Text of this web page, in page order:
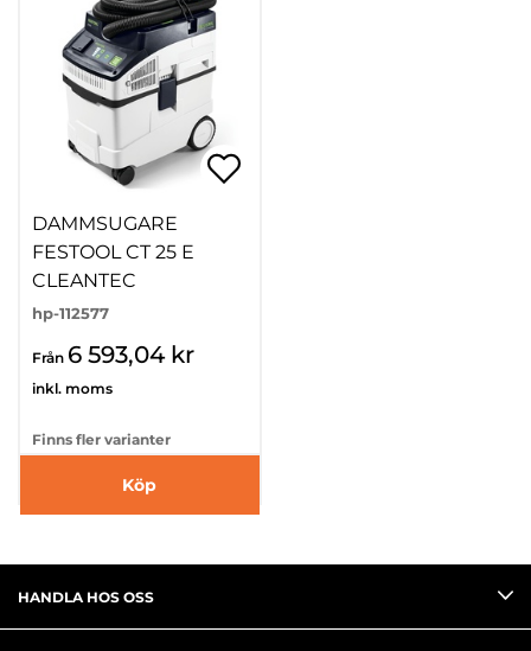
DAMMSUGARE
FESTOOL CT 25 E
CLEANTEC
hp-112577
Från 6 593,04 kr
inkl. moms
Finns fler varianter
Köp
HANDLA HOS OSS